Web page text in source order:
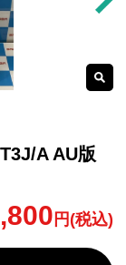
A AU版
円(税込)